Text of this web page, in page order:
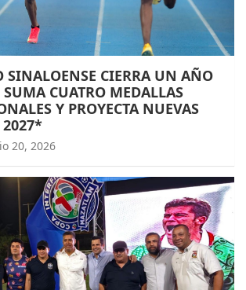
SINALOENSE CIERRA UN AÑO
CUATRO MEDALLAS
Y PROYECTA NUEVAS
2027*
20, 2026